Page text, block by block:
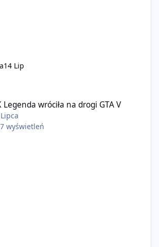
14 Lip
Legenda wróciła na drogi GTA V
wyświetleń